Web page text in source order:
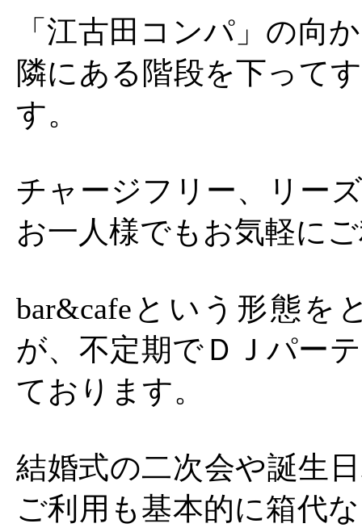
「江古田コンパ」の向
隣にある階段を下って
す。
チャージフリー、リー
お一人様でもお気軽に
bar&cafeという形態を
が、不定期でＤＪパー
ております。
結婚式の二次会や誕生
ご利用も基本的に箱代